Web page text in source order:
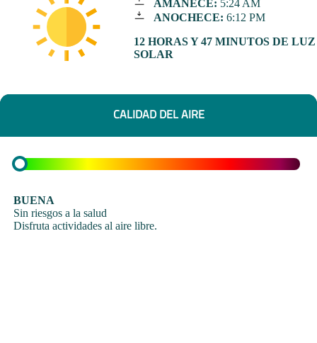
AMANECE: 5:24 AM
ANOCHECE: 6:12 PM
12 HORAS Y 47 MINUTOS DE LUZ
SOLAR
CALIDAD DEL AIRE
BUENA
Sin riesgos a la salud
Disfruta actividades al aire libre.